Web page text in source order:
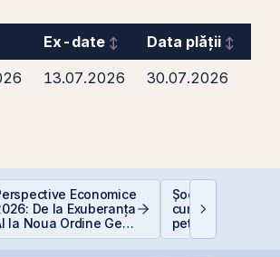
Ex-date
Data plății
13.07.2026 30.07.2026
Economice
De la Exuberanța
la Noua Ordine Geo-
Șocurile
cum afectează
petrolului Bursa
Valori București